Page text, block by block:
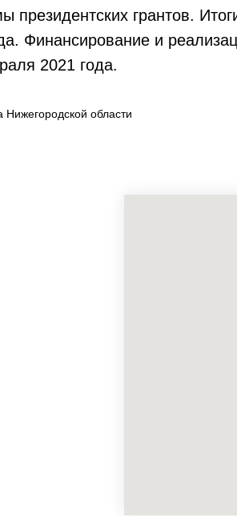
президентских грантов.
Финансирование и
2021 года.
области